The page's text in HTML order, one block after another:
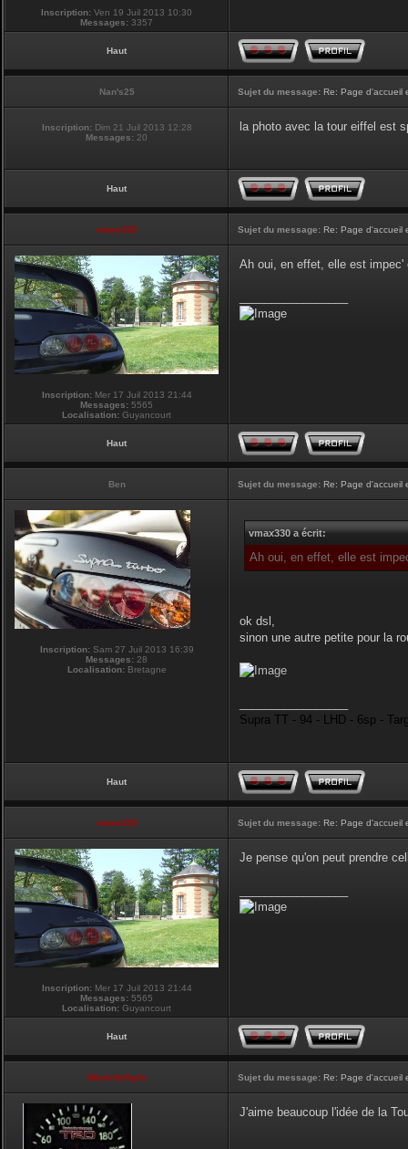
Inscription: Ven 19 Juil 2013 10:30
Messages: 3357
Haut
Nan's25 Sujet du message: Re: Page d'accueil
Inscription: Dim 21 Juil 2013 12:28
Messages: 20
la photo avec la tour eiffel est
Haut
vmax330 Sujet du message: Re: Page d'accueil
Inscription:Mer 17 Juil 2013 21:44
Messages: 5565
Localisation: Guyancourt
Ah oui, en effet, elle est impec'
Haut
Ben Sujet du message: Re: Page d'accueil
Inscription:Sam 27 Juil 2013 16:39
Messages: 28
Localisation:Bretagne
vmax330 a écrit:
Ah oui, en effet, elle est
ok dsl,
sinon une autre petite pour la
Supra TT - 94 - LHD - 6sp -
Haut
vmax330 Sujet du message: Re: Page d'accueil
Inscription:Mer 17 Juil 2013 21:44
Messages: 5565
Localisation: Guyancourt
Je pense qu'on peut prendre
Haut
NikoLifeStyle Sujet du message: Re: Page d'accueil
J'aime beaucoup l'idée de la